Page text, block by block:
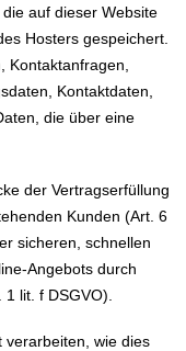
auf dieser Website
Hosters gespeichert.
Kontaktanfragen,
Kontaktdaten,
die über eine
der Vertragserfüllung
Kunden (Art. 6
sicheren, schnellen
Angebots durch
lit. f DSGVO).
verarbeiten, wie dies